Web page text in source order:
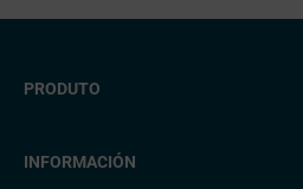
PRODUTO
INFORMACIÓN